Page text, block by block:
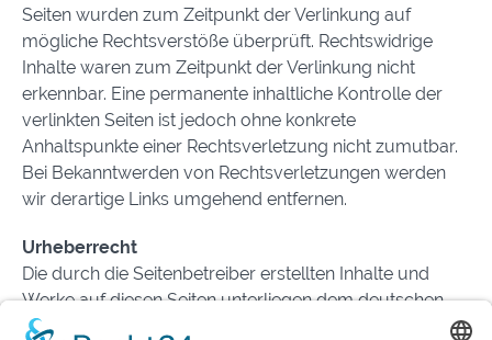
Seiten wurden zum Zeitpunkt der Verlinkung auf
mögliche Rechtsverstöße überprüft. Rechtswidrige
Inhalte waren zum Zeitpunkt der Verlinkung nicht
erkennbar. Eine permanente inhaltliche Kontrolle der
verlinkten Seiten ist jedoch ohne konkrete
Anhaltspunkte einer Rechtsverletzung nicht zumutbar.
Bei Bekanntwerden von Rechtsverletzungen werden
wir derartige Links umgehend entfernen.
Urheberrecht
Die durch die Seitenbetreiber erstellten Inhalte und
Werke auf diesen Seiten unterliegen dem deutschen
Urheberrecht. Die Vervielfältigung, Bearbeitung,